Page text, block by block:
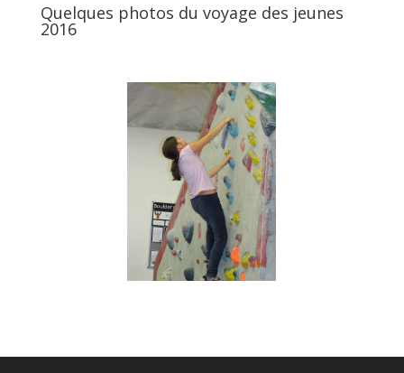
Quelques photos du voyage des jeunes
2016